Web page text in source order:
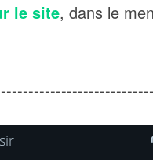
le site, dans le